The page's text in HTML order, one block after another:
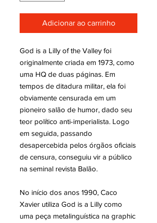
Adicionar ao carrinho
God is a Lilly of the Valley foi
originalmente criada em 1973, como
uma HQ de duas páginas. Em
tempos de ditadura militar, ela foi
obviamente censurada em um
pioneiro salão de humor, dado seu
teor político anti-imperialista. Logo
em seguida, passando
desapercebida pelos órgãos oficiais
de censura, conseguiu vir a público
na seminal revista Balão.
No início dos anos 1990, Caco
Xavier utiliza God is a Lilly como
uma peça metalinguística na graphic